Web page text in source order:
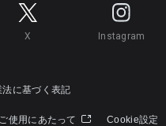
X Instagram
法に基づく表記
使用にあたって Cookie設定